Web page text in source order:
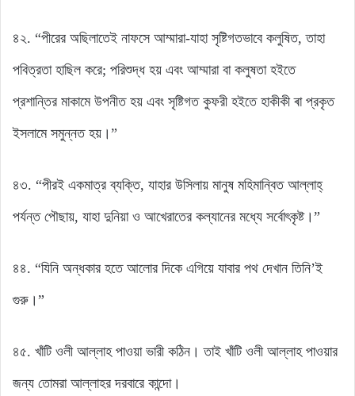
৪২. “পীরের অছিলাতেই নাফসে আম্মারা-যাহা সৃষ্টিগতভাবে কলুষিত, তাহা
পবিত্রতা হাছিল করে; পরিশুদ্ধ হয় এবং আম্মারা বা কলুষতা হইতে
প্রশান্তির মাকামে উপনীত হয় এবং সৃষ্টিগত কুফরী হইতে হাকীকী ৰা প্রকৃত
ইসলামে সমুন্নত হয়।”
৪৩. “পীরই একমাত্র ব্যক্তি, যাহার উসিলায় মানুষ মহিমান্বিত আল্লাহ্
পর্যন্ত পৌছায়, যাহা দুনিয়া ও আখেরাতের কল্যানের মধ্যে সর্বোৎকৃষ্ট।”
৪৪. “যিনি অন্ধকার হতে আলোর দিকে এগিয়ে যাবার পথ দেখান তিনি’ই
গুরু।”
৪৫. খাঁটি ওলী আল্লাহ পাওয়া ভারী কঠিন। তাই খাঁটি ওলী আল্লাহ পাওয়ার
জন্য তোমরা আল্লাহর দরবারে কান্দো।